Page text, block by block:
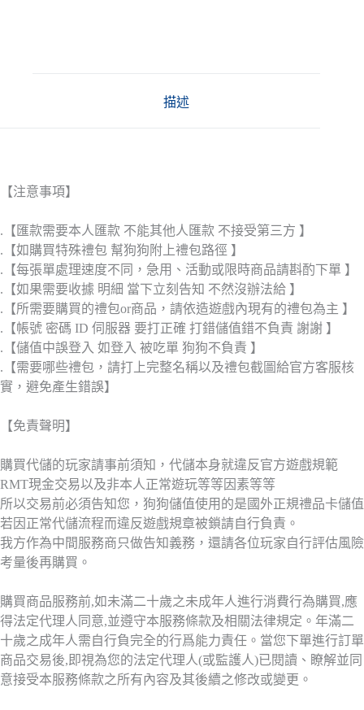
描述
【注意事項】
.【匯款需要本人匯款 不能其他人匯款 不接受第三方 】
.【如購買特殊禮包 幫狗狗附上禮包路徑 】
.【每張單處理速度不同，急用、活動或限時商品請斟酌下單 】
.【如果需要收據 明細 當下立刻告知 不然沒辦法給 】
.【所需要購買的禮包or商品，請依造遊戲內現有的禮包為主 】
.【帳號 密碼 ID 伺服器 要打正確 打錯儲值錯不負責 謝謝 】
.【儲值中誤登入 如登入 被吃單 狗狗不負責 】
.【需要哪些禮包，請打上完整名稱以及禮包截圖給官方客服核
實，避免產生錯誤】
【免責聲明】
購買代儲的玩家請事前須知，代儲本身就違反官方遊戲規範
RMT現金交易以及非本人正常遊玩等等因素等等
所以交易前必須告知您，狗狗儲值使用的是國外正規禮品卡儲值
若因正常代儲流程而違反遊戲規章被鎖請自行負責。
我方作為中間服務商只做告知義務，還請各位玩家自行評估風險
考量後再購買。
購買商品服務前,如未滿二十歲之未成年人進行消費行為購買,應
得法定代理人同意,並遵守本服務條款及相關法律規定。年滿二
十歲之成年人需自行負完全的行爲能力責任。當您下單進行訂單
商品交易後,即視為您的法定代理人(或監護人)已閱讀、瞭解並同
意接受本服務條款之所有內容及其後續之修改或變更。